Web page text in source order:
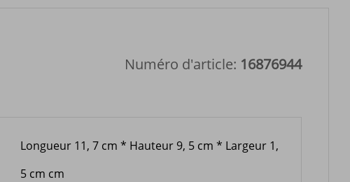
Numéro d'article: 16876944
Longueur 11, 7 cm * Hauteur 9, 5 cm * Largeur 1,
5 cm cm